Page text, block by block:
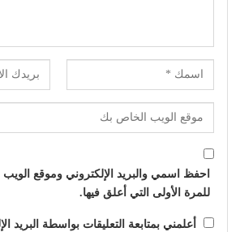
احفظ اسمي والبريد الإلكتروني وموقع
للمرة الأولى التي أعلق فيها.
أعلمني بمتابعة التعليقات بواسطة البريد